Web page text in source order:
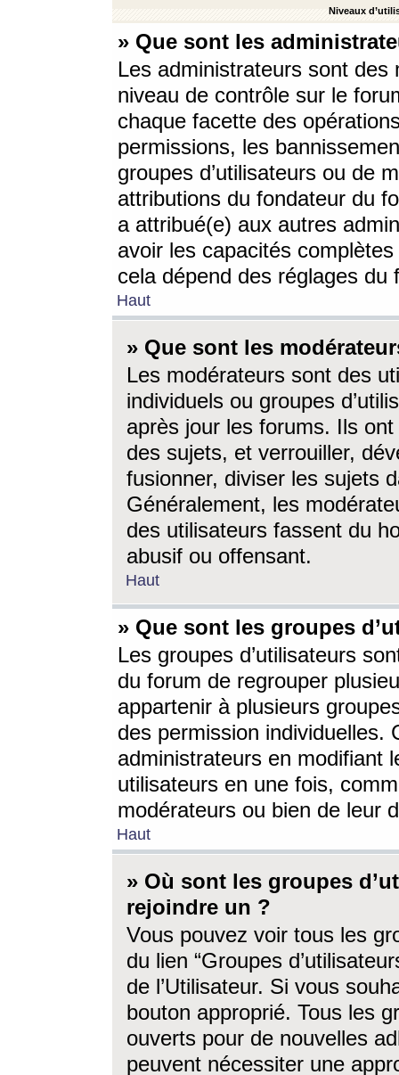
Niveaux
» Que sont les
Les administrateurs sont
niveau de contrôle sur le
chaque facette des
permissions, les
groupes d’utilisateurs ou de
attributions du fondateur du
a attribué(e) aux autres
avoir les capacités
cela dépend des réglages du
Haut
» Que sont les
Les modérateurs sont des
individuels ou groupes
après jour les forums. Ils ont
des sujets, et verrouiller,
fusionner, diviser les sujets
Généralement, les
des utilisateurs fassent du
abusif ou offensant.
Haut
» Que sont les groupes
Les groupes d’utilisateurs
du forum de regrouper
appartenir à plusieurs
des permission individuelles.
administrateurs en modifiant
utilisateurs en une fois,
modérateurs ou bien de leur
Haut
» Où sont les groupes
rejoindre un ?
Vous pouvez voir tous les
du lien “Groupes
de l’Utilisateur. Si vous
bouton approprié. Tous les
ouverts pour de nouvelles
peuvent nécessiter une